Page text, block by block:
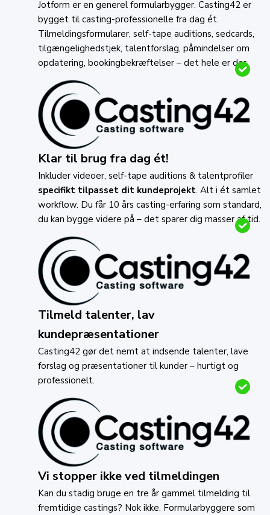
Jotform er en generel formularbygger. Casting42 er
bygget til casting-professionelle fra dag ét.
Tilmeldingsformularer, self-tape auditions, sedcards,
tilgængelighedstjek, talentforslag, påmindelser om
opdatering, bookingbekræftelser – det hele er der.
Klar til brug fra dag ét!
Inkluder videoer, self-tape auditions & talentprofiler
specifikt tilpasset dit kundeprojekt. Alt i ét samlet
workflow. Du får 10 års casting-erfaring som standard,
du kan bygge videre på – det sparer dig masser af tid.
Tilmeld talenter, lav
kundepræsentationer
Casting42 gør det nemt at indsende talenter, lave
forslag og præsentationer til kunder – hurtigt og
professionelt.
Vi stopper ikke ved tilmeldingen
Kan du stadig bruge en tre år gammel tilmelding til
fremtidige castings? Nok ikke. Formularbyggere som